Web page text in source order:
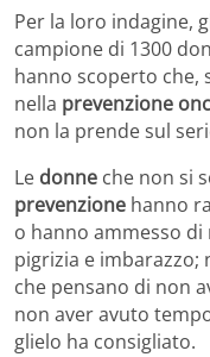
Per la loro indagine,
campione di 1300
hanno scoperto che,
nella prevenzione
non la prende sul
Le donne che non si
prevenzione hanno
o hanno ammesso
pigrizia e imbarazzo;
che pensano di non
non aver avuto
glielo ha consigliato.